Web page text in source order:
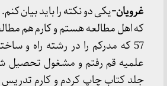
غرویان-یکی دو نکته را باید بیان
که اهل مطالعه هستم و کارم هم
57 که مدرکم را در رشته راه و
جلد کتاب چاپ کردم و کارم